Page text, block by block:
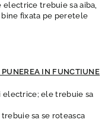
electrice trebuie sa aiba,
fixata pe peretele
IN FUNCTIUNE
electrice; ele trebuie sa
sa se roteasca